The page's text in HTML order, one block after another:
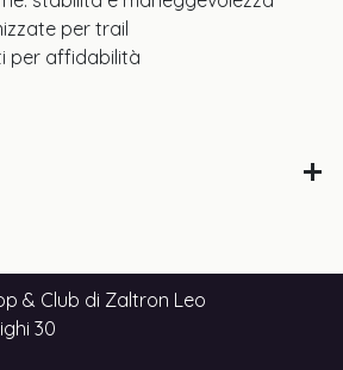
per trail
per affidabilità
& Club di Zaltron Leo
30